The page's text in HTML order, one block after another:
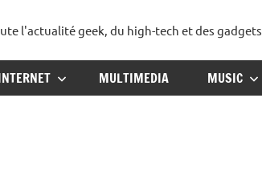
l'actualité geek, du high-tech et des gadgets
MULTIMEDIA MUSIC